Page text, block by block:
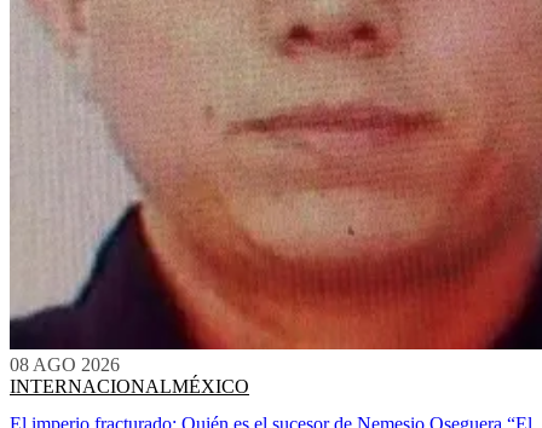
08 AGO 2026
INTERNACIONALMÉXICO
El imperio fracturado: Quién es el sucesor de Nemesio Oseguera “El